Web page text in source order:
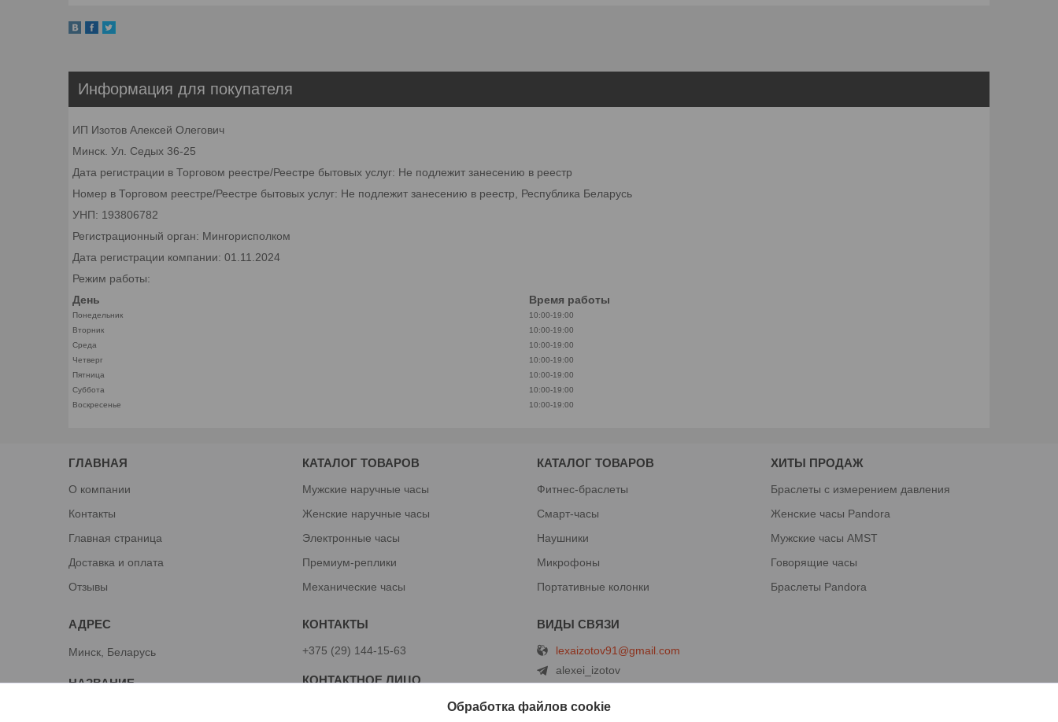
Информация для покупателя
ИП Изотов Алексей Олегович
Минск. Ул. Седых 36-25
Дата регистрации в Торговом реестре/Реестре бытовых услуг: Не подлежит занесению в реестр
Номер в Торговом реестре/Реестре бытовых услуг: Не подлежит занесению в реестр, Республика Беларусь
УНП: 193806782
Регистрационный орган: Мингорисполком
Дата регистрации компании: 01.11.2024
Режим работы:
День
Время работы
Понедельник
10:00-19:00
Вторник
10:00-19:00
Среда
10:00-19:00
Четверг
10:00-19:00
Пятница
10:00-19:00
Суббота
10:00-19:00
Воскресенье
10:00-19:00
ГЛАВНАЯ
О компании
Контакты
Главная страница
Доставка и оплата
Отзывы
КАТАЛОГ ТОВАРОВ
Мужские наручные часы
Женские наручные часы
Электронные часы
Премиум-реплики
Механические часы
КАТАЛОГ ТОВАРОВ
Фитнес-браслеты
Смарт-часы
Наушники
Микрофоны
Портативные колонки
ХИТЫ ПРОДАЖ
Браслеты с измерением давления
Женские часы Pandora
Мужские часы AMST
Говорящие часы
Браслеты Pandora
Минск, Беларусь +375 (29) 144-15-63
lexaizotov91@gmail.com
alexei_izotov
+375291441563
Обработка файлов cookie